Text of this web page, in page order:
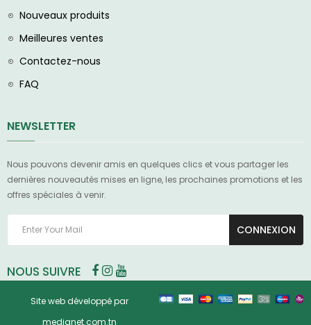
Nouveaux produits
Meilleures ventes
Contactez-nous
FAQ
NEWSLETTER
Nous pouvons devenir amis en quelques clics et vous partager les
dernières nouveautés mises en ligne, les prochaines promotions et les
offres spéciales à venir.
CONNEXION
NOUS SUIVRE
Site web développé par
medianet.com.tn